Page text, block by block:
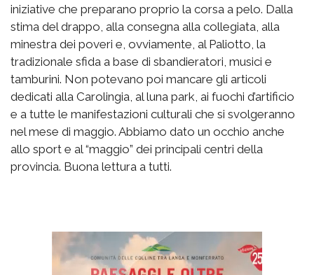
iniziative che preparano proprio la corsa a pelo. Dalla
stima del drappo, alla consegna alla collegiata, alla
minestra dei poveri e, ovviamente, al Paliotto, la
tradizionale sfida a base di sbandieratori, musici e
tamburini. Non potevano poi mancare gli articoli
dedicati alla Carolingia, al luna park, ai fuochi d’artificio
e a tutte le manifestazioni culturali che si svolgeranno
nel mese di maggio. Abbiamo dato un occhio anche
allo sport e al “maggio” dei principali centri della
provincia. Buona lettura a tutti.